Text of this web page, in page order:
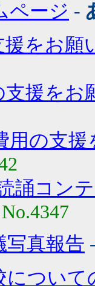
ページ -
援をお願
支援をお
用の支
誦コン
No.4347
写真報告
について